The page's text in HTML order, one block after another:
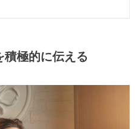
極的に伝える